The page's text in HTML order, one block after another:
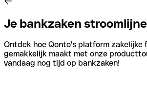
Je bankzaken
Ontdek hoe Qonto's platform zakelijke
gemakkelijk maakt met onze
vandaag nog tijd op bankzaken!